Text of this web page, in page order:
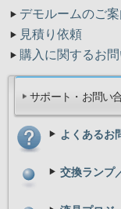
デモルームのご
見積り依頼
購入に関するお
サポート・お問い
よくあるお
交換ランプ